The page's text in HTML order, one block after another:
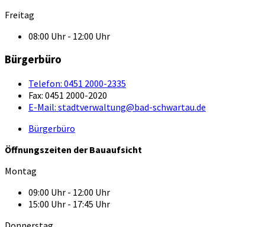
Freitag
08:00 Uhr - 12:00 Uhr
Bürgerbüro
Telefon: 0451 2000-2335
Fax: 0451 2000-2020
E-Mail: stadtverwaltung@bad-schwartau.de
Bürgerbüro
Öffnungszeiten der Bauaufsicht
Montag
09:00 Uhr - 12:00 Uhr
15:00 Uhr - 17:45 Uhr